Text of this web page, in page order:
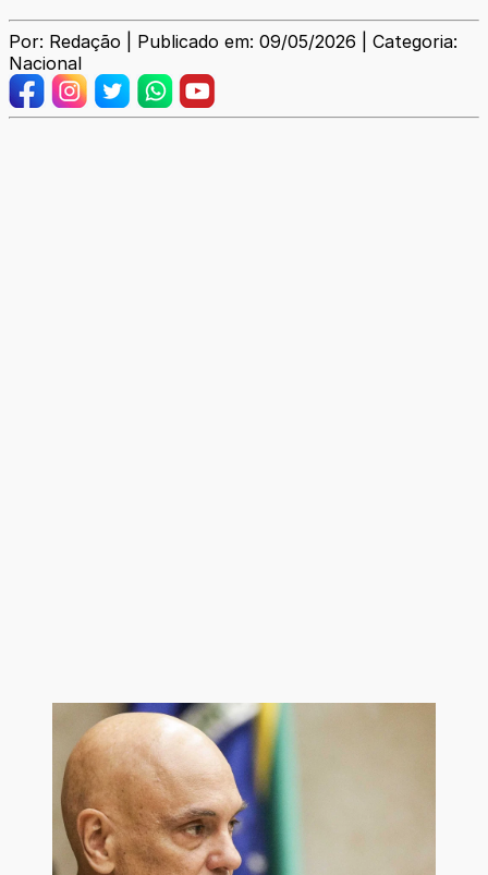
Por: Redação | Publicado em: 09/05/2026 | Categoria:
Nacional